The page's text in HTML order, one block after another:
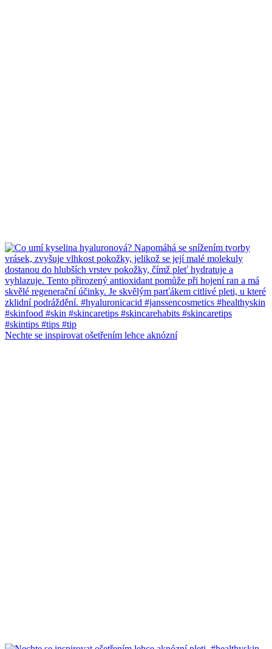
Nechte se inspirovat ošetřením lehce aknózní